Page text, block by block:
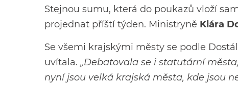
Stejnou sumu, která do poukazů vloží
projednat příští týden. Ministryně Klára
Se všemi krajskými městy se podle
uvítala. „Debatovala se i statutární
nyní jsou velká krajská města, kde jsou